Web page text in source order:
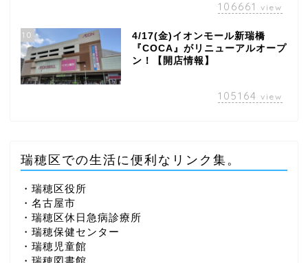
106661 view
10
4/17(金)イオンモール新瑞橋
『COCA』がリニューアルオープ
ン！【開店情報】
105164 view
瑞穂区での生活に便利なリンク集。
・瑞穂区役所
・名古屋市
・瑞穂区休日急病診療所
・瑞穂保健センター
・瑞穂児童館
・瑞穂図書館